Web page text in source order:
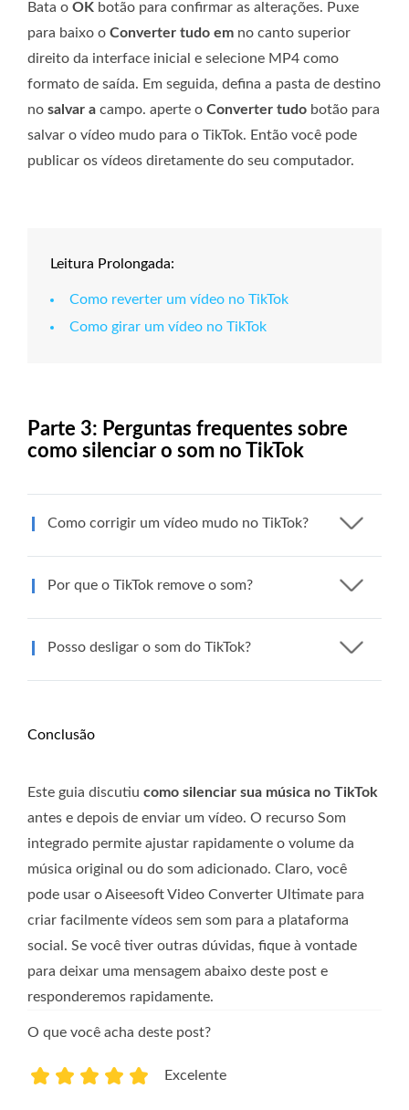
Bata o OK botão para confirmar as alterações. Puxe
para baixo o Converter tudo em no canto superior
direito da interface inicial e selecione MP4 como
formato de saída. Em seguida, defina a pasta de destino
no salvar a campo. aperte o Converter tudo botão para
salvar o vídeo mudo para o TikTok. Então você pode
publicar os vídeos diretamente do seu computador.
Leitura Prolongada:
Como reverter um vídeo no TikTok
Como girar um vídeo no TikTok
Parte 3: Perguntas frequentes sobre
como silenciar o som no TikTok
Como corrigir um vídeo mudo no TikTok?
Por que o TikTok remove o som?
Posso desligar o som do TikTok?
Conclusão
Este guia discutiu como silenciar sua música no TikTok
antes e depois de enviar um vídeo. O recurso Som
integrado permite ajustar rapidamente o volume da
música original ou do som adicionado. Claro, você
pode usar o Aiseesoft Video Converter Ultimate para
criar facilmente vídeos sem som para a plataforma
social. Se você tiver outras dúvidas, fique à vontade
para deixar uma mensagem abaixo deste post e
responderemos rapidamente.
O que você acha deste post?
Excelente